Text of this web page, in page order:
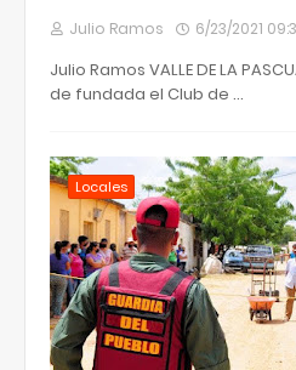
Julio Ramos 6/23/2021
Julio Ramos VALLE DE LA
de fundada el Club de …
Locales